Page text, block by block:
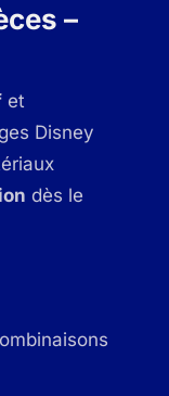
–
et
Disney
dès le